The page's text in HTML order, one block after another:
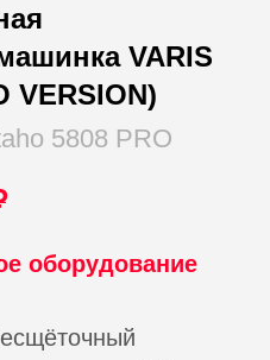
VARIS
VERSION)
5808 PRO
оборудование